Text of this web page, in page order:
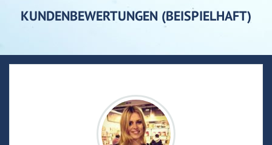
KUNDENBEWERTUNGEN (BEISPIELHAFT)